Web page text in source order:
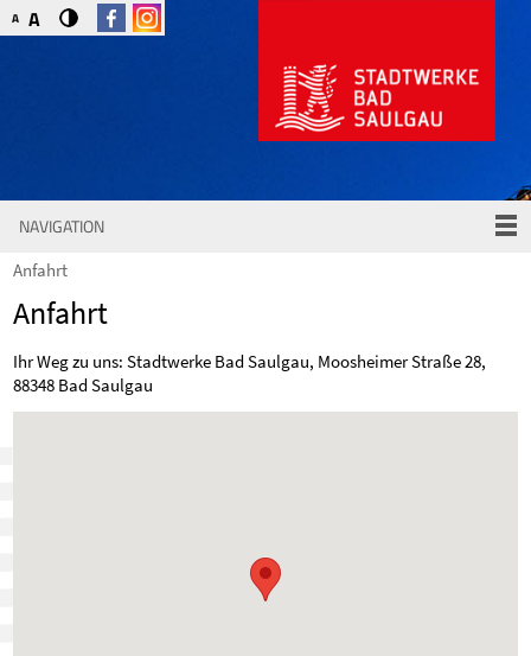
A A
NAVIGATION
Anfahrt
Anfahrt
Ihr Weg zu uns: Stadtwerke Bad Saulgau, Moosheimer Straße 28,
88348 Bad Saulgau